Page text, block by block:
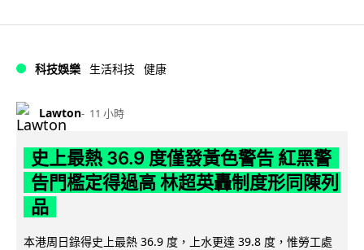
科技娛樂 生活科技 健康
Lawton 11 小時
史上最熱 36.9 度僅發黃色警告 紅黑警
告門檻定得過高 林超英轟制度形同陳列
品
本港周日錄得史上最熱 36.9 度，上水更達 39.8 度，惟勞工處